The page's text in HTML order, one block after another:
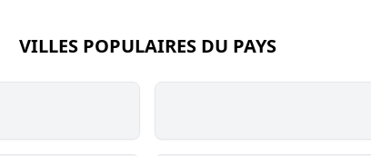
VILLES POPULAIRES DU PAYS